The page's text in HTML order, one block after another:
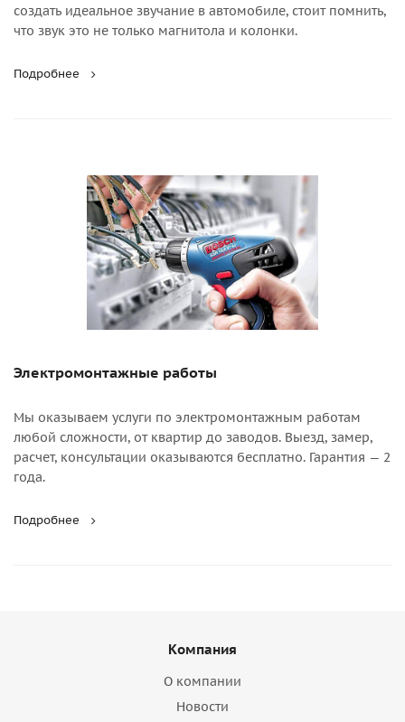
создать идеальное звучание в автомобиле, стоит помнить,
что звук это не только магнитола и колонки.
Подробнее
Электромонтажные работы
Мы оказываем услуги по электромонтажным работам
любой сложности, от квартир до заводов. Выезд, замер,
расчет, консультации оказываются бесплатно. Гарантия — 2
года.
Подробнее
Компания
О компании
Новости